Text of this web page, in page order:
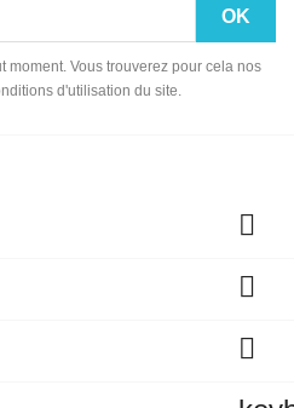
moment. Vous trouverez pour cela nos
d'utilisation du site.


